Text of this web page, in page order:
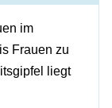
im
Frauen zu
liegt